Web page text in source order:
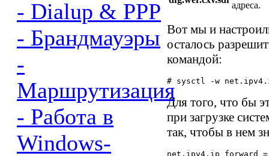
- Dialup & PPP
- Брандмауэры
-
Маршрутизация
- Работа в
Windows-
адреса.
Вот мы и
осталось
командой:
Для того, что бы
при загрузке
так, чтобы в нем